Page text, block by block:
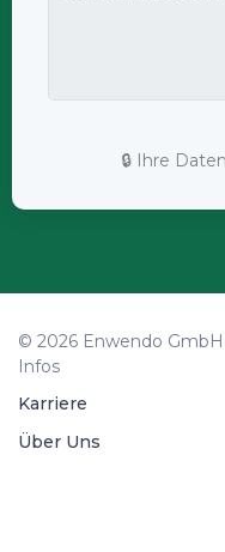
🔒 Ihre
© 2026 Enwendo GmbH
Infos
Karriere
Über Uns